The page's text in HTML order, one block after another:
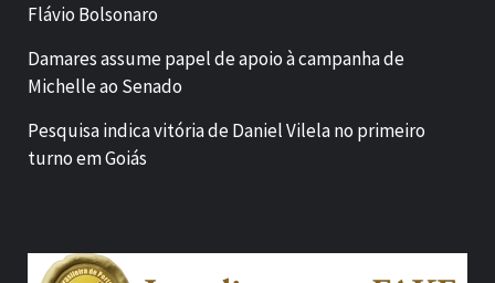
Flávio Bolsonaro
Damares assume papel de apoio à campanha de
Michelle ao Senado
Pesquisa indica vitória de Daniel Vilela no primeiro
turno em Goiás